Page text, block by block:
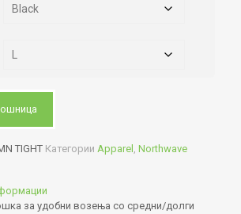
TIGHT Категории Apparel , Northwave
за удобни возења со средни/долги